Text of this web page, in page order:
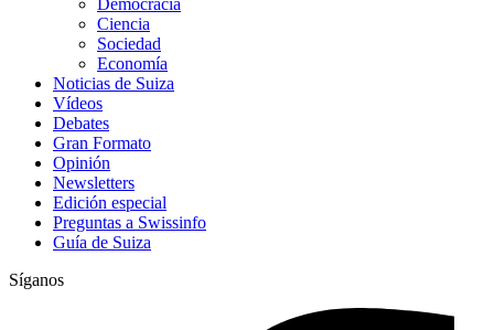
Democracia
Ciencia
Sociedad
Economía
Noticias de Suiza
Vídeos
Debates
Gran Formato
Opinión
Newsletters
Edición especial
Preguntas a Swissinfo
Guía de Suiza
Síganos